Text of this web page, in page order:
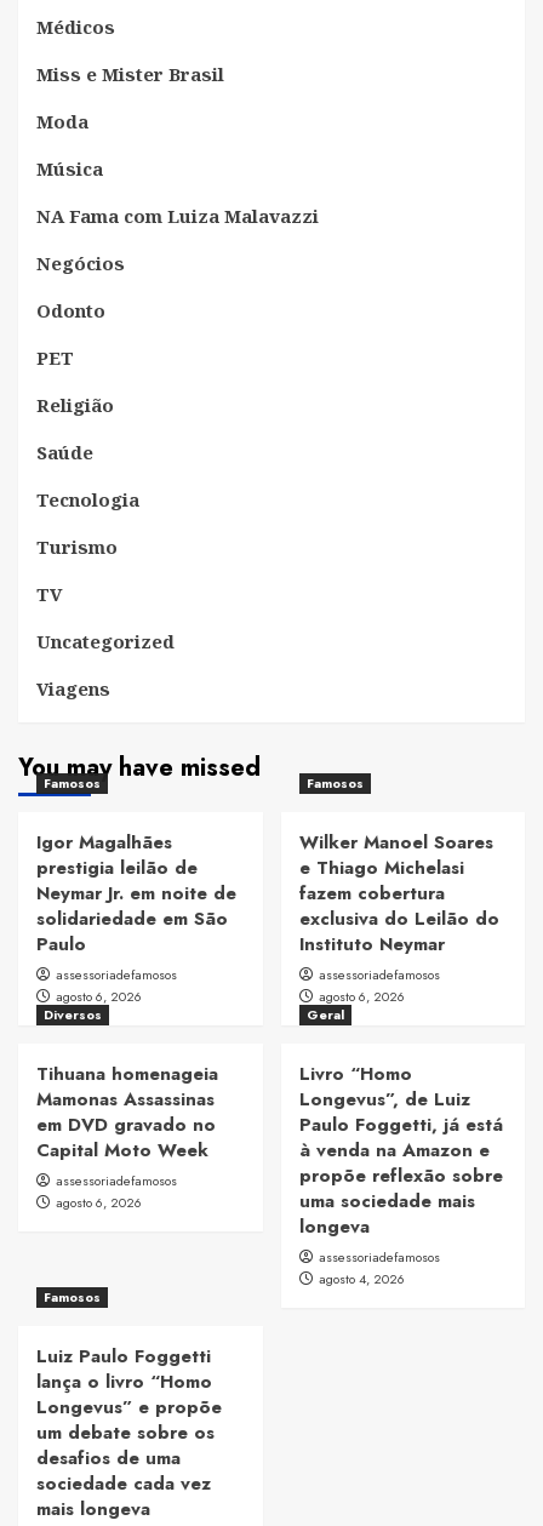
Médicos
Miss e Mister Brasil
Moda
Música
NA Fama com Luiza Malavazzi
Negócios
Odonto
PET
Religião
Saúde
Tecnologia
Turismo
TV
Uncategorized
Viagens
You may have missed
Famosos
Igor Magalhães
prestigia leilão de
Neymar Jr. em noite de
solidariedade em São
Paulo
assessoriadefamosos
agosto 6, 2026
Famosos
Wilker Manoel Soares
e Thiago Michelasi
fazem cobertura
exclusiva do Leilão do
Instituto Neymar
assessoriadefamosos
agosto 6, 2026
Diversos
Tihuana homenageia
Mamonas Assassinas
em DVD gravado no
Capital Moto Week
assessoriadefamosos
agosto 6, 2026
Geral
Livro “Homo
Longevus”, de Luiz
Paulo Foggetti, já está
à venda na Amazon e
propõe reflexão sobre
uma sociedade mais
longeva
assessoriadefamosos
agosto 4, 2026
Famosos
Luiz Paulo Foggetti
lança o livro “Homo
Longevus” e propõe
um debate sobre os
desafios de uma
sociedade cada vez
mais longeva